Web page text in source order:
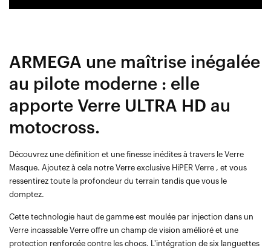
ARMEGA une maîtrise inégalée
au pilote moderne : elle
apporte Verre ULTRA HD au
motocross.
Découvrez une définition et une finesse inédites à travers le Verre
Masque. Ajoutez à cela notre Verre exclusive HiPER Verre , et vous
ressentirez toute la profondeur du terrain tandis que vous le
domptez.
Cette technologie haut de gamme est moulée par injection dans un
Verre incassable Verre offre un champ de vision amélioré et une
protection renforcée contre les chocs. L'intégration de six languettes